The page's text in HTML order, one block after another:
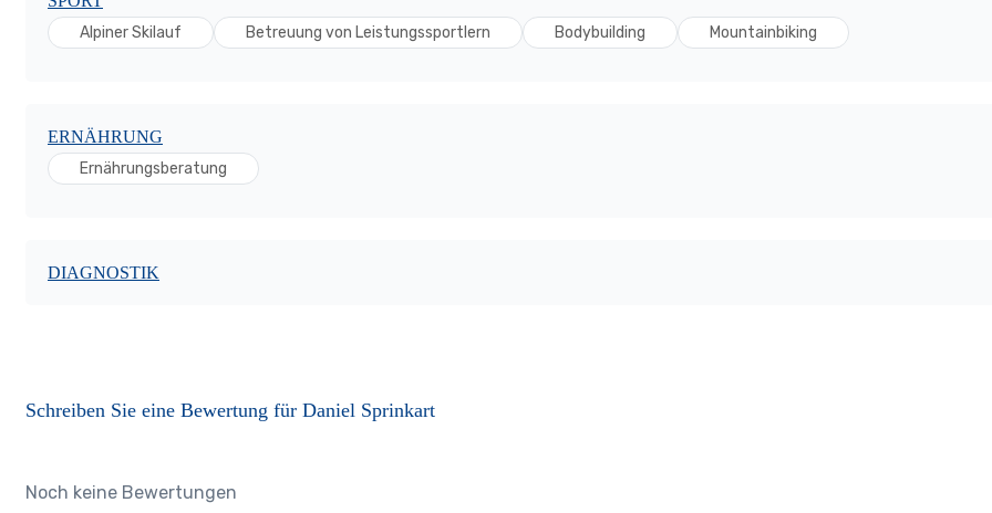
Alpiner Skilauf
Betreuung von Leistungssportlern Bodybuilding Mountainbiking
ERNÄHRUNG
Ernährungsberatung
DIAGNOSTIK
Schreiben Sie eine Bewertung für Daniel Sprinkart
Noch keine Bewertungen